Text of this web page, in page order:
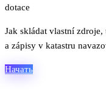
dotace
Jak skládat vlastní
a zápisy v katastru
Начать